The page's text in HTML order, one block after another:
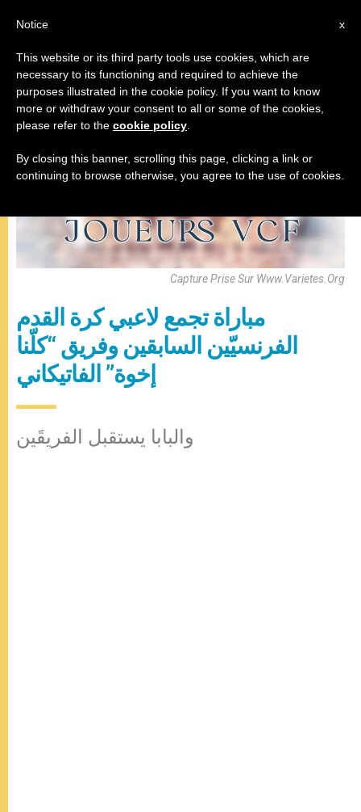
البابا فرنسيس,رياضة
Capture Prise Sur Www.Varietes.Org
مباراة تجمع لاعبي كرة القدم
الفرنسيّين السابقين وفريق “كلّنا
إخوة” الفاتيكاني
والبابا يستقبل الفريقَين
x
Notice
This website or its third party tools use cookies, which are
necessary to its functioning and required to achieve the
purposes illustrated in the cookie policy. If you want to know
more or withdraw your consent to all or some of the cookies,
please refer to the cookie policy
By closing this banner, scrolling this page, clicking a link or
continuing to browse otherwise, you agree to the use of cookies.